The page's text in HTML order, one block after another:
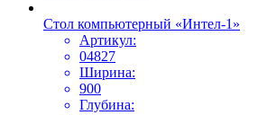
Стол компьютерный «Интел-1»
Артикул:
04827
Ширина:
900
Глубина: